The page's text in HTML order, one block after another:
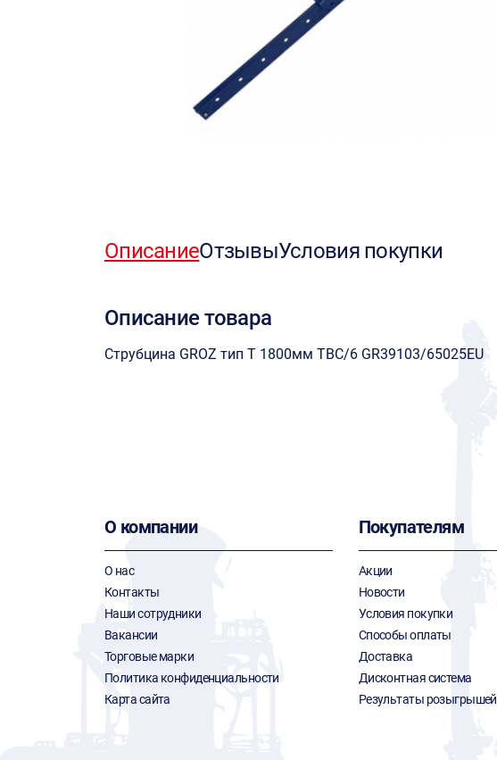
ОписаниеОтзывыУсловия покупки
Описание товара
Струбцина GROZ тип T 1800мм TBC/6 GR39103/65025EU
О компании
О нас
Контакты
Наши сотрудники
Вакансии
Торговые марки
Политика конфиденциальности
Карта сайта
Покупателям
Акции
Новости
Условия покупки
Способы оплаты
Доставка
Дисконтная система
Результаты розыгрышей